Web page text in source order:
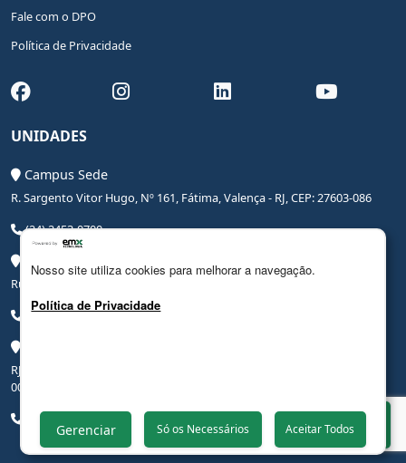
Fale com o DPO
Política de Privacidade
UNIDADES
Campus Sede
R. Sargento Vitor Hugo, Nº 161, Fátima, Valença - RJ, CEP: 27603-086
(24) 2453-0700
Rua Coronel Leite Pinto, Nº 20, Centro, Valença - RJ, CEP: 27600-000
(24) 3206-0090
RJ-145, Rodovia Benjamin Ielpo, Nº 20510, Valença - RJ, CEP: 27600-
000
(24) 2453-0700
Whatsapp
Nosso site utiliza cookies para melhorar a navegação.
Política de Privacidade
Gerenciar Só os Necessários Aceitar Todos